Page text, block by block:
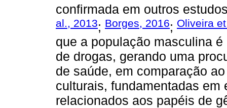
confirmada em outros
al., 2013; Borges, 2016; Oliveira
que a população masculina
de drogas, gerando uma
de saúde, em comparação
culturais, fundamentadas
relacionados aos papéis de